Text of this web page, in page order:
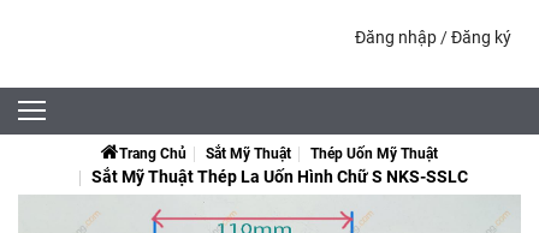
Đăng nhập /Đăng ký
Trang Chủ Sắt Mỹ Thuật Thép Uốn Mỹ Thuật
Sắt Mỹ Thuật Thép La Uốn Hình Chữ S NKS-SSLC